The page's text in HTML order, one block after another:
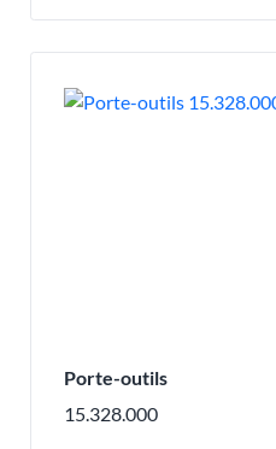
Porte-outils
15.328.000